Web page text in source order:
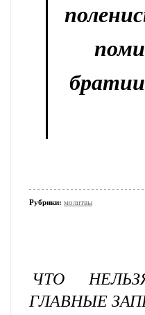
Рубрики: молитвы
ЧТО
ГЛАВНЫЕ